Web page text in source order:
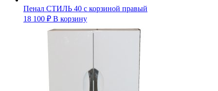
Пенал СТИЛЬ 40 с корзиной правый
18 100 ₽ В корзину